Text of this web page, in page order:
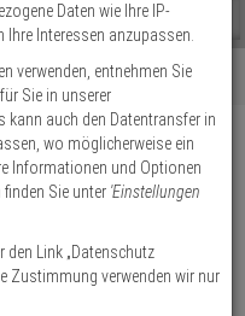
Daten wie Ihre IP-
Interessen anzupassen.
verwenden, entnehmen Sie
Sie in unserer
kann auch den Datentransfer in
wo möglicherweise ein
Informationen und Optionen
Sie unter 'Einstellungen
den Link „Datenschutz
Zustimmung verwenden wir nur